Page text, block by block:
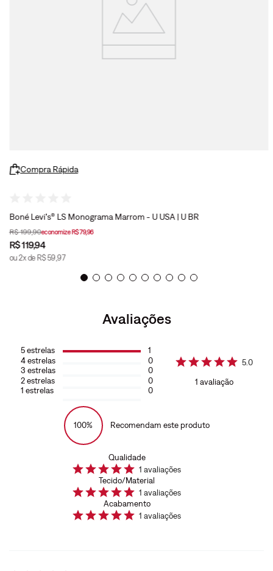
Compra Rápida
Boné Levi's® LS Monograma Marrom - U USA | U BR
R$ 199,90economizeR$79,96
R$119,94
ou2x de R$ 59,97
Avaliações
5estrelas
4estrelas
3 estrelas
2estrelas
1 estrelas
1
0
0
0
0
5.0
1 avaliação
100% Recomendam este produto
Qualidade
1 avaliações
Tecido/Material
1 avaliações
Acabamento
1 avaliações